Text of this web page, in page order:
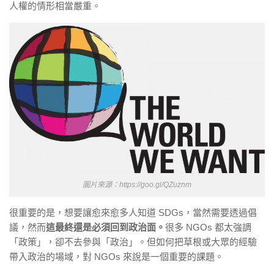
人權的情形相當嚴重。
圖片來源：https://goo.gl/QZuznm
很重要的是，想要讓愈來愈多人知道 SDGs，當然需要透過倡
議，然而這最終還是必須回到政治面。 很多 NGOs 都太強調
「政策」，卻不去參與「政治」。但如何把草根或大眾的經驗
帶入政治的場域，對 NGOs 來說是一個重要的課題。